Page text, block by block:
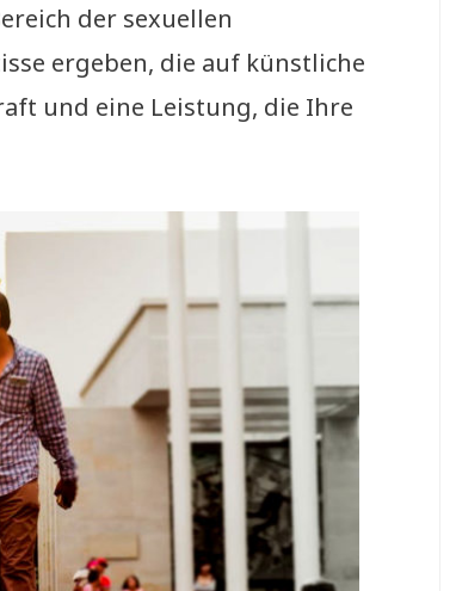
der sexuellen
ergeben, die auf künstliche
und eine Leistung, die Ihre